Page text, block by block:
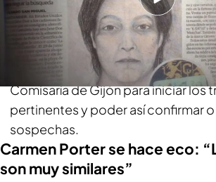
pensado que la persona que había
playapodría ser su hermana ,
19 años y con la que había roto
familiares. El hombre se ha
Comisaría de Gijón para iniciar los
pertinentes y poder así confirmar o
sospechas.
Carmen Porter se hace eco:
son muy similares”